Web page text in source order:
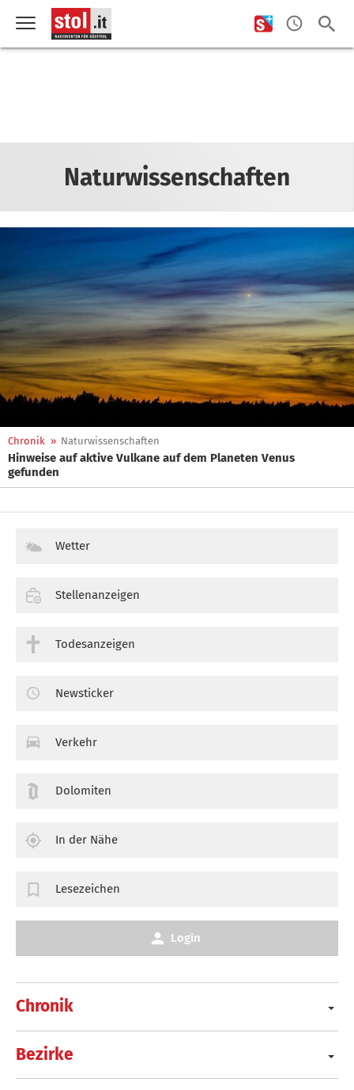
Naturwissenschaften
Chronik » Naturwissenschaften
Hinweise auf aktive Vulkane auf dem Planeten Venus
gefunden
Chronik
Bezirke
Wetter
Stellenanzeigen
Todesanzeigen
Newsticker
Verkehr
Dolomiten
In der Nähe
Lesezeichen
Login